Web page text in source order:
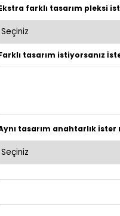
farklı tasarım pleksi
tasarım istiyorsanız
tasarım anahtarlık ister